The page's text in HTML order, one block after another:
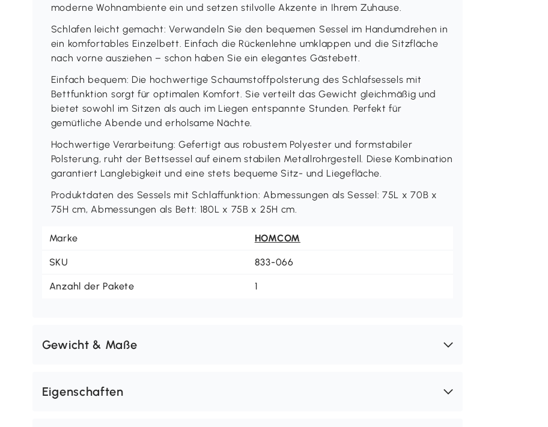
moderne Wohnambiente ein und setzen stilvolle Akzente in Ihrem Zuhause.
Schlafen leicht gemacht: Verwandeln Sie den bequemen Sessel im Handumdrehen in
ein komfortables Einzelbett. Einfach die Rückenlehne umklappen und die Sitzfläche
nach vorne ausziehen – schon haben Sie ein elegantes Gästebett.
Einfach bequem: Die hochwertige Schaumstoffpolsterung des Schlafsessels mit
Bettfunktion sorgt für optimalen Komfort. Sie verteilt das Gewicht gleichmäßig und
bietet sowohl im Sitzen als auch im Liegen entspannte Stunden. Perfekt für
gemütliche Abende und erholsame Nächte.
Hochwertige Verarbeitung: Gefertigt aus robustem Polyester und formstabiler
Polsterung, ruht der Bettsessel auf einem stabilen Metallrohrgestell. Diese Kombination
garantiert Langlebigkeit und eine stets bequeme Sitz- und Liegefläche.
Produktdaten des Sessels mit Schlaffunktion: Abmessungen als Sessel: 75L x 70B x
75H cm, Abmessungen als Bett: 180L x 75B x 25H cm.
Marke HOMCOM
SKU 833-066
Anzahl der Pakete 1
Gewicht & Maße
Eigenschaften